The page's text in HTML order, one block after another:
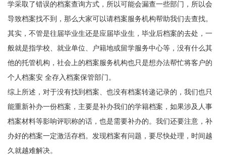
学采取了错误的档案查询方式，所以可能会漏查一些部门，所以会
导致档案找不到，那么大家可以请档案服务机构帮助我们去查找。
其实，不管是往届毕业生还是应届毕业生，毕业后档案的去处，一
般就是指学校、就业单位、户籍地或留学服务中心等，没有什么其
他的托管机构，社会上的档案服务机构也只是想办法帮忙将客户的
个人档案安 全存入档案保管部门。
综上所述，对于没有找到档案、也没有档案转递记录的，我们也只
能重新补办一份档案，主要是补办我们的学籍档案，如果涉及人事
档案材料等影响评职称的话，也是需要补办的。我们还要注意，补
办好的档案一定激活存档。发现档案有问题，要尽快处理，时间越
久就越难解决。